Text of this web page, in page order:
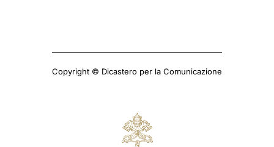
Copyright © Dicastero per la Comunicazione